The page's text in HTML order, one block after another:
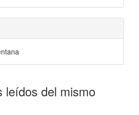
leídos del mismo